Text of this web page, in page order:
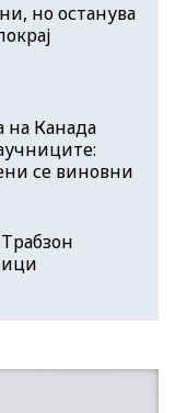
но останува
на Канада
се виновни